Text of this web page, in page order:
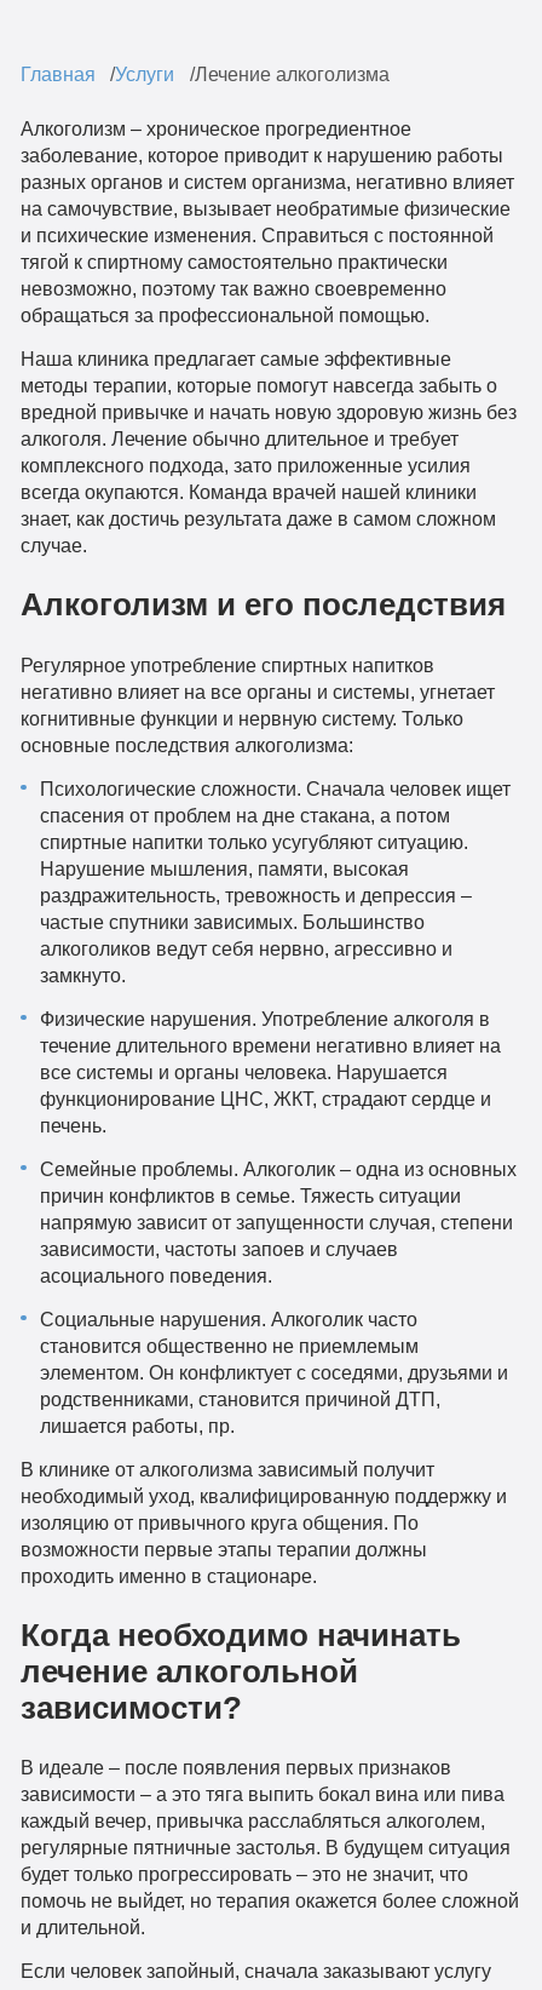
Главная Услуги Лечение алкоголизма
Алкоголизм – хроническое прогредиентное
заболевание, которое приводит к нарушению работы
разных органов и систем организма, негативно влияет
на самочувствие, вызывает необратимые физические
и психические изменения. Справиться с постоянной
тягой к спиртному самостоятельно практически
невозможно, поэтому так важно своевременно
обращаться за профессиональной помощью.
Наша клиника предлагает самые эффективные
методы терапии, которые помогут навсегда забыть о
вредной привычке и начать новую здоровую жизнь без
алкоголя. Лечение обычно длительное и требует
комплексного подхода, зато приложенные усилия
всегда окупаются. Команда врачей нашей клиники
знает, как достичь результата даже в самом сложном
случае.
Алкоголизм и его последствия
Регулярное употребление спиртных напитков
негативно влияет на все органы и системы, угнетает
когнитивные функции и нервную систему. Только
основные последствия алкоголизма:
Психологические сложности. Сначала человек ищет
спасения от проблем на дне стакана, а потом
спиртные напитки только усугубляют ситуацию.
Нарушение мышления, памяти, высокая
раздражительность, тревожность и депрессия –
частые спутники зависимых. Большинство
алкоголиков ведут себя нервно, агрессивно и
замкнуто.
Физические нарушения. Употребление алкоголя в
течение длительного времени негативно влияет на
все системы и органы человека. Нарушается
функционирование ЦНС, ЖКТ, страдают сердце и
печень.
Семейные проблемы. Алкоголик – одна из основных
причин конфликтов в семье. Тяжесть ситуации
напрямую зависит от запущенности случая, степени
зависимости, частоты запоев и случаев
асоциального поведения.
Социальные нарушения. Алкоголик часто
становится общественно не приемлемым
элементом. Он конфликтует с соседями, друзьями и
родственниками, становится причиной ДТП,
лишается работы, пр.
В клинике от алкоголизма зависимый получит
необходимый уход, квалифицированную поддержку и
изоляцию от привычного круга общения. По
возможности первые этапы терапии должны
проходить именно в стационаре.
Когда необходимо начинать
лечение алкогольной
зависимости?
В идеале – после появления первых признаков
зависимости – а это тяга выпить бокал вина или пива
каждый вечер, привычка расслабляться алкоголем,
регулярные пятничные застолья. В будущем ситуация
будет только прогрессировать – это не значит, что
помочь не выйдет, но терапия окажется более сложной
и длительной.
Если человек запойный, сначала заказывают услугу